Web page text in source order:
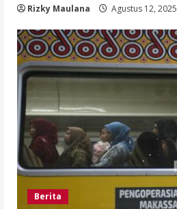
Rizky Maulana Agustus 12, 2025
Berita